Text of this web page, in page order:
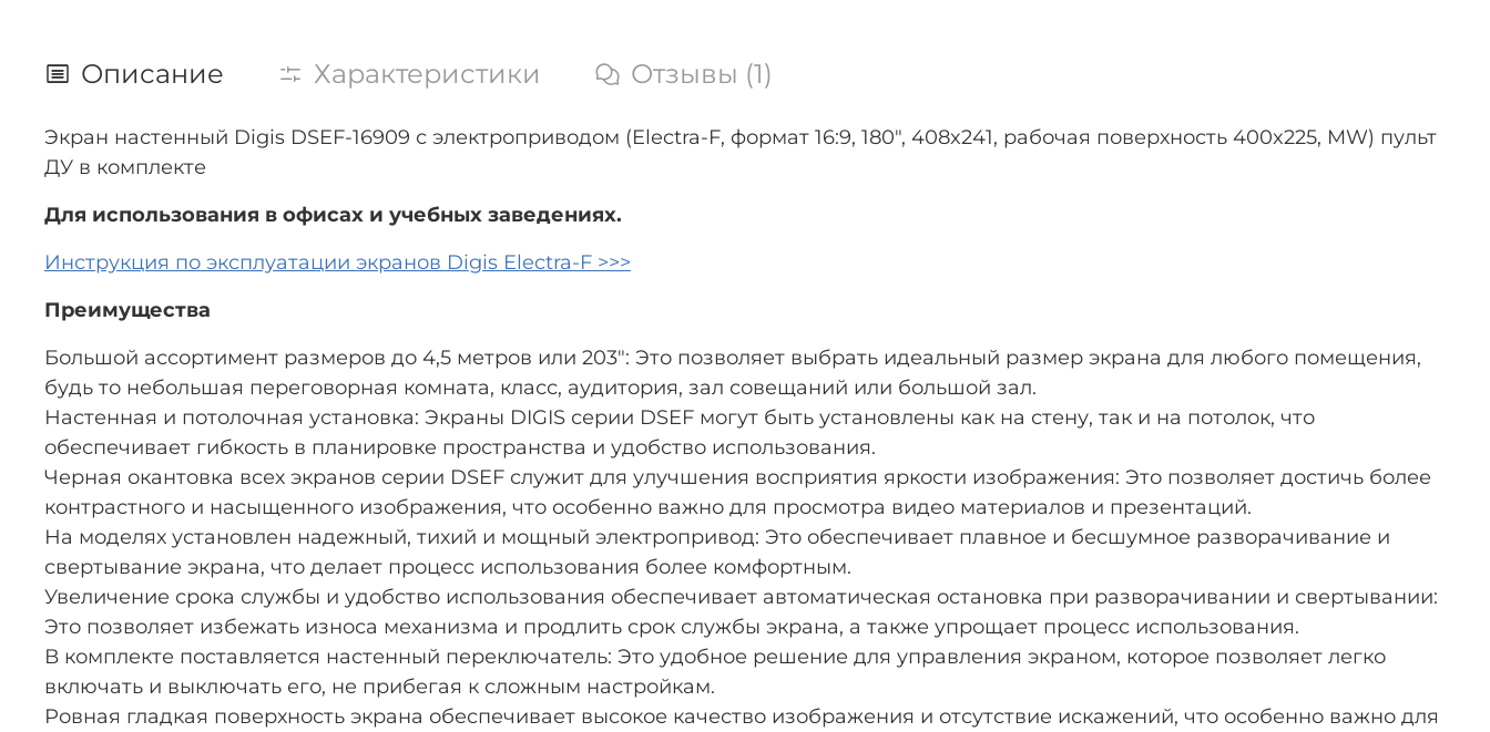
Описание Характеристики Отзывы (1)
Экран настенный Digis DSEF-16909 с электроприводом (Electra-F, формат 16:9, 180", 408x241, рабочая поверхность 400x225, MW) пульт
ДУ в комплекте
Для использования в офисах и учебных заведениях.
Инструкция по эксплуатации экранов Digis Electra-F >>>
Преимущества
Большой ассортимент размеров до 4,5 метров или 203": Это позволяет выбрать идеальный размер экрана для любого помещения,
будь то небольшая переговорная комната, класс, аудитория, зал совещаний или большой зал.
Настенная и потолочная установка: Экраны DIGIS серии DSEF могут быть установлены как на стену, так и на потолок, что
обеспечивает гибкость в планировке пространства и удобство использования.
Черная окантовка всех экранов серии DSEF служит для улучшения восприятия яркости изображения: Это позволяет достичь более
контрастного и насыщенного изображения, что особенно важно для просмотра видео материалов и презентаций.
На моделях установлен надежный, тихий и мощный электропривод: Это обеспечивает плавное и бесшумное разворачивание и
свертывание экрана, что делает процесс использования более комфортным.
Увеличение срока службы и удобство использования обеспечивает автоматическая остановка при разворачивании и свертывании:
Это позволяет избежать износа механизма и продлить срок службы экрана, а также упрощает процесс использования.
В комплекте поставляется настенный переключатель: Это удобное решение для управления экраном, которое позволяет легко
включать и выключать его, не прибегая к сложным настройкам.
Ровная гладкая поверхность экрана обеспечивает высокое качество изображения и отсутствие искажений, что особенно важно для